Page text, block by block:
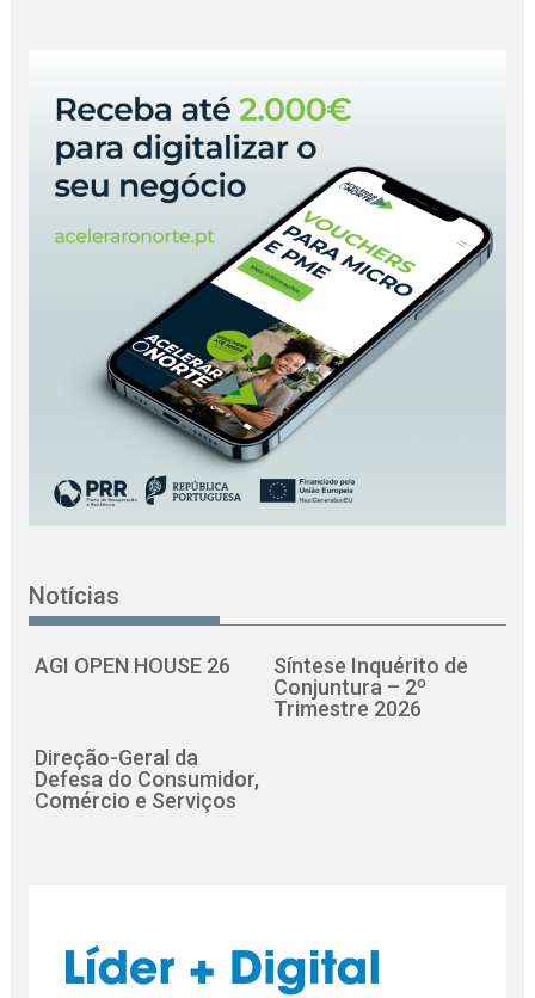
Notícias
AGI OPEN HOUSE 26
Síntese Inquérito de
Conjuntura – 2º
Trimestre 2026
Direção-Geral da
Defesa do Consumidor,
Comércio e Serviços